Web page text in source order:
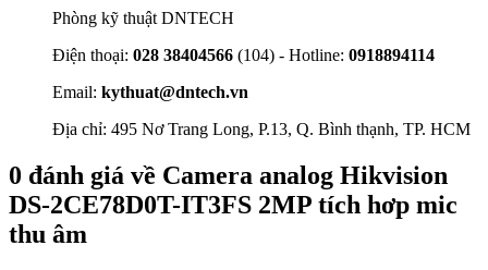
Phòng kỹ thuật DNTECH
Điện thoại: 028 38404566 (104) - Hotline: 0918894114
Email: kythuat@dntech.vn
Địa chỉ: 495 Nơ Trang Long, P.13, Q. Bình thạnh, TP. HCM
0 đánh giá về Camera analog Hikvision
DS-2CE78D0T-IT3FS 2MP tích hơp mic
thu âm